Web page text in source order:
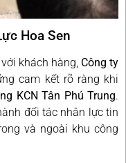
Hoa Sen
khách hàng, Công ty
cam kết rõ ràng khi
KCN Tân Phú Trung.
đối tác nhân lực tin
và ngoài khu công